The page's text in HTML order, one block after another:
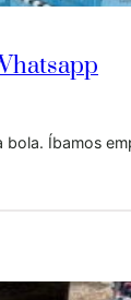
bola. Íbamos